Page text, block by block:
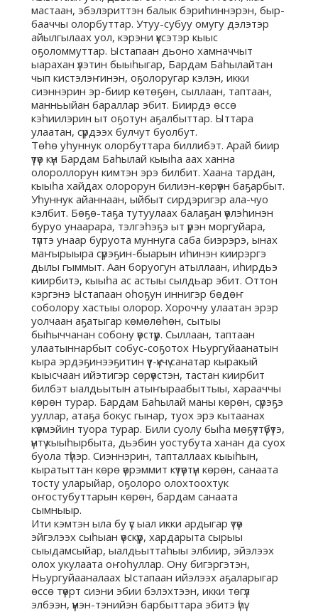
мастаан, эбэлэриттэн балык бэриһиннэрэн, быр-
бааччы олорбуттар. Утуу-субуу омугу дэлэтэр
айылгылаах уол, кэрэни үксэтэр кыыс
оҕоломмуттар. Ыстапаан дьоно хамначчыт
ыарахан үлэтин быыһыгар, Бардам Баһылайтан
чып кистэлэҥинэн, оҕолоругар кэлэн, икки
сиэннэрин эр-биир көтөҕөн, сыллаан, таптаан,
манньыйан бараллар эбит. Биирдэ өссө
кэһиилэрин ыт оҕотун аҕалбыттар. Ыттара
улаатан, сүрдээх булчут буолбут.
Төһө уһуннук олорбуттара биллибэт. Арай биир
үтүө күн Бардам Баһылай кыыһа аах ханна
олороллорун кимтэн эрэ билбит. Хаана тардан,
кыыһа хайдах олорорун билиэн-көрүөн баҕарбыт.
Уһуннук айаннаан, ыйбыт сирдэригэр ала-чуо
кэлбит. Бөҕө-таҕа тутуулаах балаҕан үөлэһинэн
буруо унаарара, тэлгэһэҕэ ыт үрэн моргуйара,
түптэ унаар буруота муннуга саба биэрэрэ, ынах
маҥырыыра сүрэҕин-быарын иһинэн киирэргэ
дылы гыммыт. Аан боруогун атыллаан, иһирдьэ
киирбитэ, кыыһа ас астыы сылдьар эбит. Оттон
кэргэнэ Ыстапаан оһоҕун иннигэр бөдөҥ
соболору хастыы олорор. Хороччу улаатан эрэр
уолчаан аҕатыгар көмөлөһөн, сытыы
быһыччанан собону үөстүүр. Сыллаан, таптаан
улаатыннарбыт собус-соҕотох Ньургуйаанатын
кыра эрдэҕинээҕитин үүт-үкчү санатар кыракый
кыысчаан ийэтигэр сөрүөстэн, тастан киирбит
билбэт ыалдьытын атыҥыраабыттыы, харааччы
көрөн турар. Бардам Баһылай маны көрөн, сүрэҕэ
ууллар, атаҕа бокус гынар, туох эрэ кытаанах
күөмэйин туора турар. Били суолу быһа мөҕүттүбүтэ,
үнтү кыыһырбыта, дьэбин уостубута ханан да суох
буола түһэр. Сиэннэрин, тапталлаах кыыһын,
кыратыттан көрө үөрэммит күтүөтүн көрөн, санаата
тосту уларыйар, оҕолоро олохтоохтук
оҥостубуттарын көрөн, бардам санаата
сымныыр.
Ити кэмтэн ыла бу үс ыал икки ардыгар үтүө
эйгэлээх сыһыан үөскүүр, хардарыта сырыы
сыыдамсыйар, ыалдьыттаһыы элбиир, эйэлээх
олох укулаата оҥоһуллар. Ону бигэргэтэн,
Ньургуйааналаах Ыстапаан ийэлээх аҕаларыгар
өссө түөрт сиэни эбии бэлэхтээн, икки төгүл
элбээн, үүнэн-тэнийэн барбыттара эбитэ үһү.